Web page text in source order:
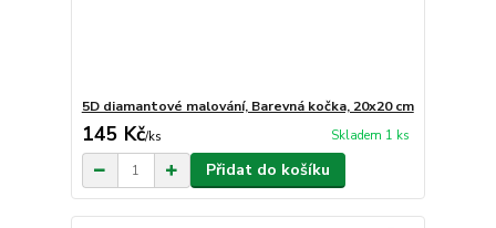
5D diamantové malování, Barevná kočka, 20x20 cm
145 Kč/ks Skladem 1 ks
Přidat do košíku